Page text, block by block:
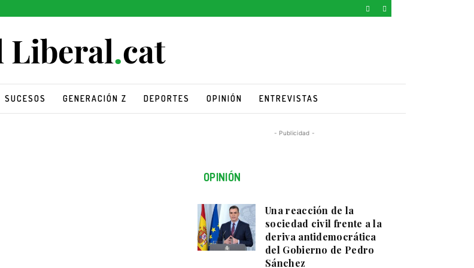
SUCESOS GENERACIÓN Z DEPORTES OPINIÓN ENTREVISTAS
- Publicidad -
OPINIÓN
Una reacción de la
sociedad civil frente a la
deriva antidemocrática
del Gobierno de Pedro
Sánchez